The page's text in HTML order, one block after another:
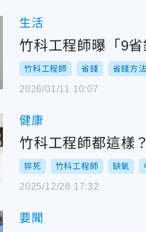
生活
竹科工程師曝「9
竹科工程師 省錢 省錢方法
2026/01/11 10:07
健康
竹科工程師都這樣
猝死 竹科工程師 缺氧
2025/12/28 17:32
要聞